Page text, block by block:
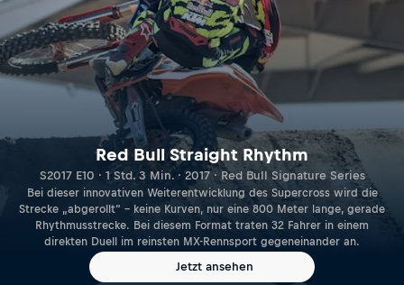
Red Bull Straight Rhythm
S2017 E10 · 1 Std. 3 Min. · 2017 · Red Bull Signature Series
Bei dieser innovativen Weiterentwicklung des Supercross wird die
Strecke „abgerollt“ – keine Kurven, nur eine 800 Meter lange, gerade
Rhythmusstrecke. Bei diesem Format traten 32 Fahrer in einem
direkten Duell im reinsten MX-Rennsport gegeneinander an.
Jetzt ansehen